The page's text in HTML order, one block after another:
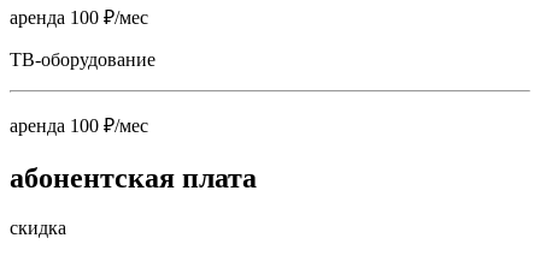
аренда 100 ₽/мес
ТВ-оборудование
аренда 100 ₽/мес
абонентская плата
скидка